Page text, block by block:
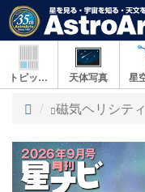
トピックス 天体写真
ト
プ
磁気ヘリシティ